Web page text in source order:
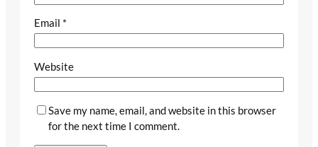
Email *
Website
Save my name, email, and website in this browser
for the next time I comment.